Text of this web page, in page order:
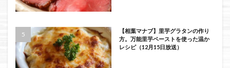
【相葉マナブ】里芋グラタンの作り
方。万能里芋ペーストを使った温か
レシピ（12月15日放送）